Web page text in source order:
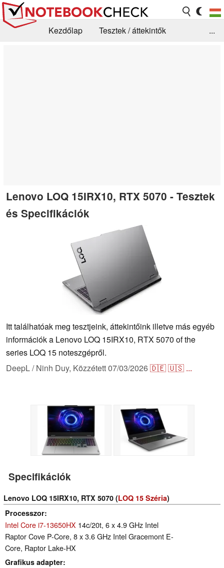
Kezdőlap
Tesztek / áttekintők
...
Lenovo LOQ 15IRX10, RTX 5070 - Tesztek
és Specifikációk
Itt találhatóak meg tesztjeink, áttekintőink illetve más egyéb
információk a Lenovo LOQ 15IRX10, RTX 5070 of the
series LOQ 15 noteszgépről.
DeepL / Ninh Duy, Közzétett07/03/2026🇩🇪🇺🇸 ...
Specifikációk
Lenovo LOQ 15IRX10, RTX 5070 (LOQ 15 Széria)
Processzor
Intel Core i7-13650HX 14c/20t, 6 x 4.9 GHz Intel
Raptor Cove P-Core, 8 x 3.6 GHz Intel Gracemont E-
Core, Raptor Lake-HX
Grafikus adapter